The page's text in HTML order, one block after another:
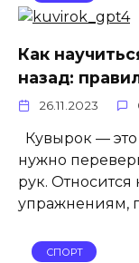
Как
назад:
26.11.2023
Кувырок — это
нужно
рук.
упражнениям,
СПОРТ